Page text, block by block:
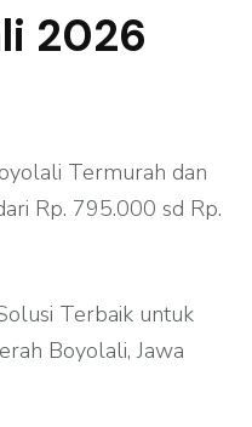
2026
Termurah dan
Rp. 795.000 sd Rp.
Terbaik untuk
Boyolali, Jawa